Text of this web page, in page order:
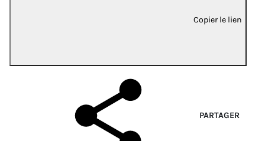
Copier le lien
PARTAGER